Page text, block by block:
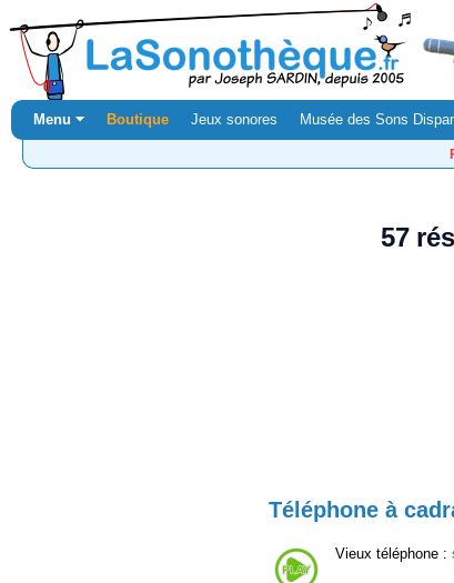
Menu ⏷ Boutique Jeux sonores Musée des Sons
57
Téléphone à
Vieux téléphone :